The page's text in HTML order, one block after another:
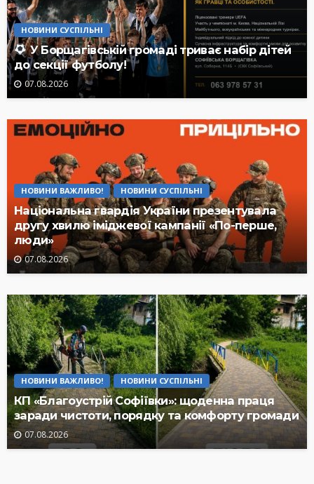
НОВИНИ СУСПІЛЬНІ
У Борщагівській громаді триває набір дітей
до секції футболу!
07.08.2026
НОВИНИ ВАЖЛИВО! НОВИНИ СУСПІЛЬНІ
Національна гвардія України презентувала
другу хвилю іміджевої кампанії «По-перше,
люди»
07.08.2026
НОВИНИ ВАЖЛИВО! НОВИНИ СУСПІЛЬНІ
КП «Благоустрій Софіївки»: щоденна праця
заради чистоти, порядку та комфорту громади
07.08.2026